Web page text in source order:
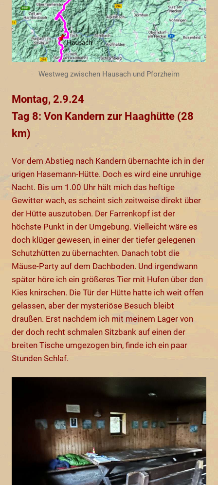
Westweg zwischen Hausach und Pforzheim
Montag, 2.9.24
Tag 8: Von Kandern zur Haaghütte (28
km)
Vor dem Abstieg nach Kandern übernachte ich in der
urigen Hasemann-Hütte. Doch es wird eine unruhige
Nacht. Bis um 1.00 Uhr hält mich das heftige
Gewitter wach, es scheint sich zeitweise direkt über
der Hütte auszutoben. Der Farrenkopf ist der
höchste Punkt in der Umgebung. Vielleicht wäre es
doch klüger gewesen, in einer der tiefer gelegenen
Schutzhütten zu übernachten. Danach tobt die
Mäuse-Party auf dem Dachboden. Und irgendwann
später höre ich ein größeres Tier mit Hufen über den
Kies knirschen. Die Tür der Hütte hatte ich weit offen
gelassen, aber der mysteriöse Besuch bleibt
draußen. Erst nachdem ich mit meinem Lager von
der doch recht schmalen Sitzbank auf einen der
breiten Tische umgezogen bin, finde ich ein paar
Stunden Schlaf.